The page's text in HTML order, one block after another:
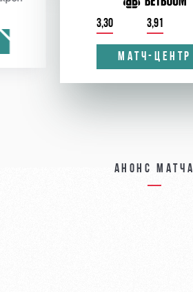
3,30 3,91
МАТЧ-ЦЕНТР
Анонс матча